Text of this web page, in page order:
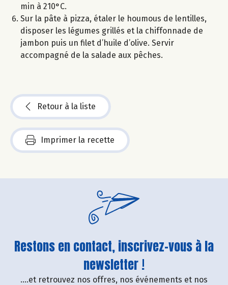
min à 210°C.
Sur la pâte à pizza, étaler le houmous de lentilles,
disposer les légumes grillés et la chiffonnade de
jambon puis un filet d’huile d’olive. Servir
accompagné de la salade aux pêches.
Retour à la liste
Imprimer la recette
Restons en contact, inscrivez-vous à la
newsletter !
....et retrouvez nos offres, nos événements et nos